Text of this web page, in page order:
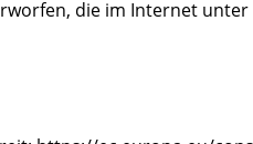
die im Internet